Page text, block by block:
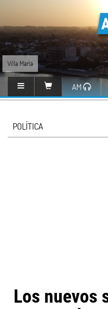
Villa María
AM
POLÍTICA
Los nuevos